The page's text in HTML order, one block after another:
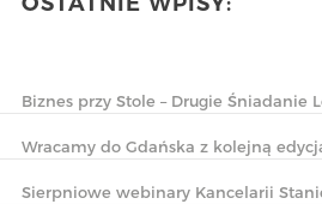
Biznes przy Stole – Drugie Śniadanie
Wracamy do Gdańska z kolejną
Sierpniowe webinary Kancelarii